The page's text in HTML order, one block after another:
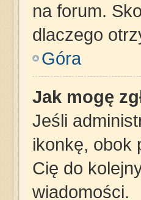
na forum.
dlaczego
Góra
Jak mogę
Jeśli
ikonkę, obok
Cię do
wiadomości.